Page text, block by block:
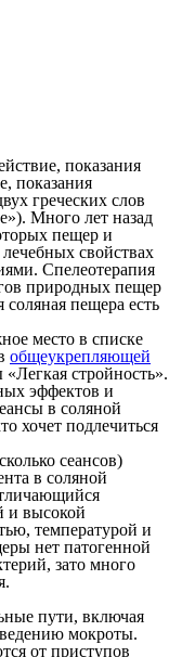
показания
показания
греческих слов
Много лет назад
пещер и
свойствах
Спелеотерапия
природных пещер
пещера есть
место в списке
общеукрепляющей
стройность».
эффектов и
в соляной
хочет подлечиться
сеансов)
в соляной
и высокой
температурой и
нет патогенной
зато много
пути, включая
мокроты.
от приступов